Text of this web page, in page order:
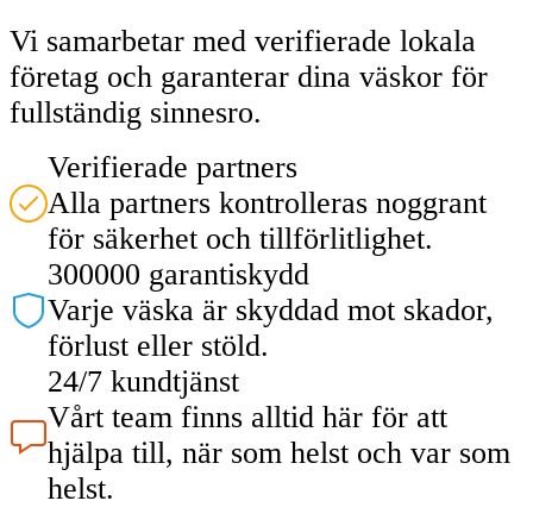
Vi samarbetar med verifierade lokala
företag och garanterar dina väskor för
fullständig sinnesro.
Verifierade partners
Alla partners kontrolleras noggrant
för säkerhet och tillförlitlighet.
300000 garantiskydd
Varje väska är skyddad mot skador,
förlust eller stöld.
24/7 kundtjänst
Vårt team finns alltid här för att
hjälpa till, när som helst och var som
helst.